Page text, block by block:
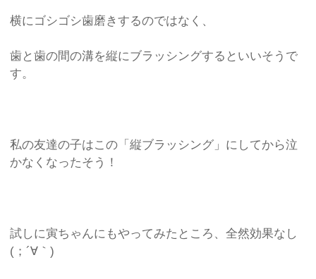
横にゴシゴシ歯磨きするのではなく、
歯と歯の間の溝を縦にブラッシングするといいそうで
す。
私の友達の子はこの「縦ブラッシング」にしてから泣
かなくなったそう！
試しに寅ちゃんにもやってみたところ、全然効果なし
(；´∀｀)